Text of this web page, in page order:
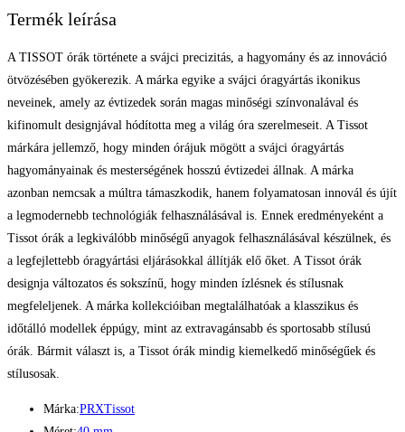
Termék leírása
A TISSOT órák története a svájci precizitás, a hagyomány és az innováció
ötvözésében gyökerezik. A márka egyike a svájci óragyártás ikonikus
neveinek, amely az évtizedek során magas minőségi színvonalával és
kifinomult designjával hódította meg a világ óra szerelmeseit. A Tissot
márkára jellemző, hogy minden órájuk mögött a svájci óragyártás
hagyományainak és mesterségének hosszú évtizedei állnak. A márka
azonban nemcsak a múltra támaszkodik, hanem folyamatosan innovál és újít
a legmodernebb technológiák felhasználásával is. Ennek eredményeként a
Tissot órák a legkiválóbb minőségű anyagok felhasználásával készülnek, és
a legfejlettebb óragyártási eljárásokkal állítják elő őket. A Tissot órák
designja változatos és sokszínű, hogy minden ízlésnek és stílusnak
megfeleljenek. A márka kollekcióiban megtalálhatóak a klasszikus és
időtálló modellek éppúgy, mint az extravagánsabb és sportosabb stílusú
órák. Bármit választ is, a Tissot órák mindig kiemelkedő minőségűek és
stílusosak.
Márka:PRXTissot